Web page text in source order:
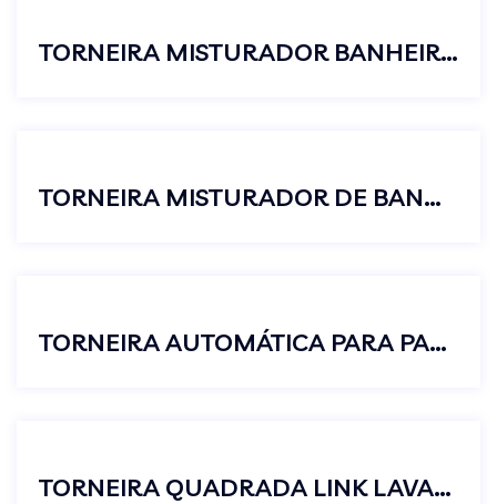
TORNEIRA MISTURADOR BANHEIRO LAVATÓRIO QUADRADO CROMADO LUXO
TORNEIRA MISTURADOR DE BANHEIRO MESA QUADRADO LUXO METAL CROMADO 1/4 DE VOLTA
TORNEIRA AUTOMÁTICA PARA PAREDE DE BANHEIRO
TORNEIRA QUADRADA LINK LAVABO PARA BANHEIRO 90º BICA BAIXA